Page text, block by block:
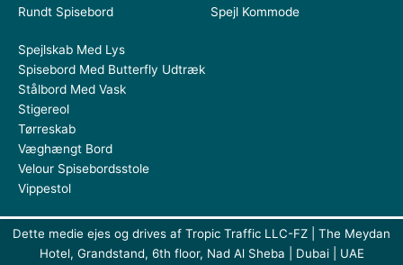
Rundt Spisebord
Spejl Kommode
Spejlskab Med Lys
Spisebord Med Butterfly Udtræk
Stålbord Med Vask
Stigereol
Tørreskab
Væghængt Bord
Velour Spisebordsstole
Vippestol
Dette medie ejes og drives af Tropic Traffic LLC-FZ | The Meydan
Hotel, Grandstand, 6th floor, Nad Al Sheba | Dubai | UAE